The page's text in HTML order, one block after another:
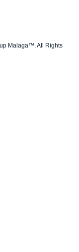
Malaga™, All Rights